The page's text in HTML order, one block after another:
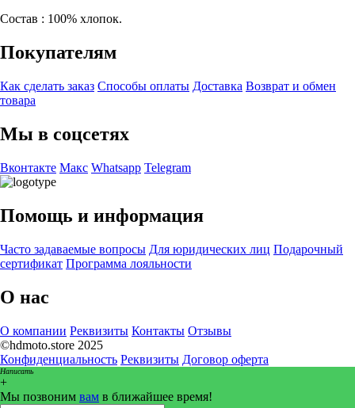
Состав : 100% хлопок.
Покупателям
Как сделать заказ Способы оплаты Доставка Возврат и обмен
товара
Мы в соцсетях
Вконтакте Макс Whatsapp Telegram
Помощь и информация
Часто задаваемые вопросы Для юридических лиц Подарочный
сертификат Программа лояльности
О нас
О компании Реквизиты Контакты Отзывы
©hdmoto.store 2025
Конфиденциальность Реквизиты Договор оферта
Написать
+
Мы позвоним вам в ближайшее время!